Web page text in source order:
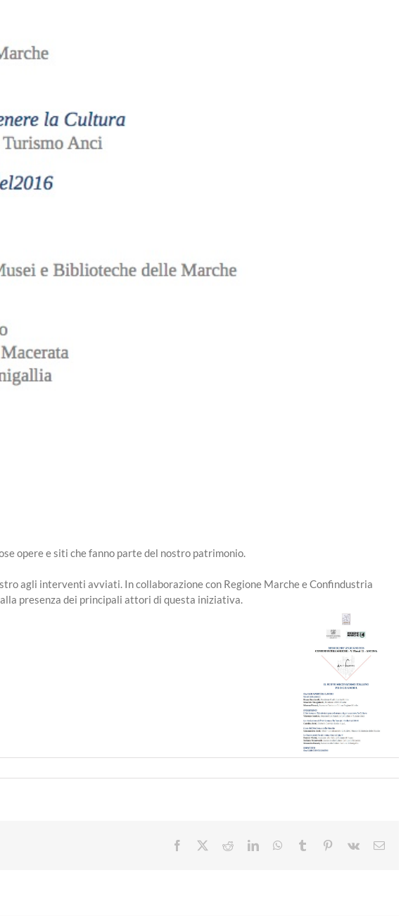
opere e siti che fanno parte del nostro patrimonio.
agli interventi avviati. In collaborazione con Regione Marche e Confindustria
presenza dei principali attori di questa iniziativa.
Facebook RedditLinkedInWhatsApp
Tumblr Pinterest
Vk Email